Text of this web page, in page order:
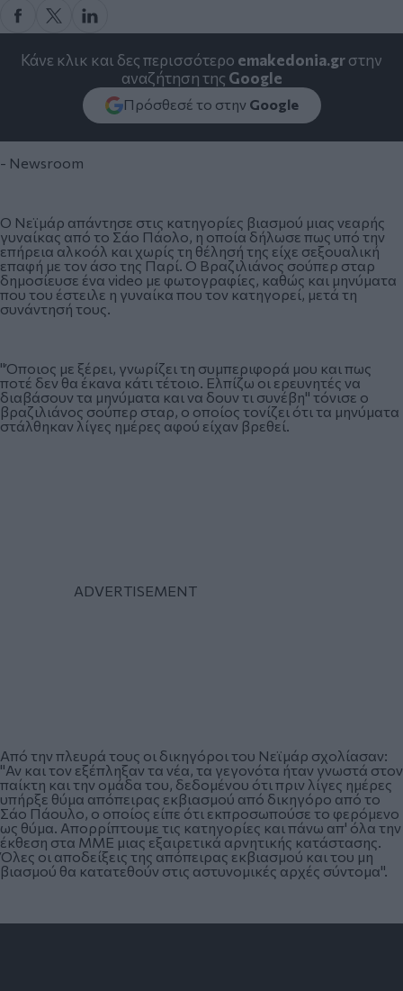
Κάνε κλικ και δες περισσότερο emakedonia.grστην
αναζήτηση της Google
Πρόσθεσέ το στην Google
- Newsroom
Ο Νεϊμάρ απάντησε στις κατηγορίες βιασμού μιας νεαρής
γυναίκας από το Σάο Πάολο, η οποία δήλωσε πως υπό την
επήρεια αλκοόλ και χωρίς τη θέλησή της είχε σεξουαλική
επαφή με τον άσο της Παρί. Ο Βραζιλιάνος σούπερ σταρ
δημοσίευσε ένα video με φωτογραφίες, καθώς και μηνύματα
που του έστειλε η γυναίκα που τον κατηγορεί, μετά τη
συνάντησή τους.
"Όποιος με ξέρει, γνωρίζει τη συμπεριφορά μου και πως
ποτέ δεν θα έκανα κάτι τέτοιο. Ελπίζω οι ερευνητές να
διαβάσουν τα μηνύματα και να δουν τι συνέβη" τόνισε ο
βραζιλιάνος σούπερ σταρ, ο οποίος τονίζει ότι τα μηνύματα
στάλθηκαν λίγες ημέρες αφού είχαν βρεθεί.
Από την πλευρά τους οι δικηγόροι του Νεϊμάρ σχολίασαν:
"Αν και τον εξέπληξαν τα νέα, τα γεγονότα ήταν γνωστά στον
παίκτη και την ομάδα του, δεδομένου ότι πριν λίγες ημέρες
υπήρξε θύμα απόπειρας εκβιασμού από δικηγόρο από το
Σάο Πάουλο, ο οποίος είπε ότι εκπροσωπούσε το φερόμενο
ως θύμα. Απορρίπτουμε τις κατηγορίες και πάνω απ' όλα την
έκθεση στα ΜΜΕ μιας εξαιρετικά αρνητικής κατάστασης.
Όλες οι αποδείξεις της απόπειρας εκβιασμού και του μη
βιασμού θα κατατεθούν στις αστυνομικές αρχές σύντομα".